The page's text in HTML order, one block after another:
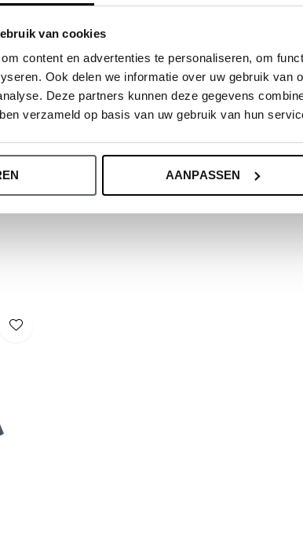
van cookies
content en advertenties te personaliseren, om
Ook delen we informatie over uw gebruik van
Deze partners kunnen deze gegevens
verzameld op basis van uw gebruik van hun
AANPASSEN
Größentabelle.